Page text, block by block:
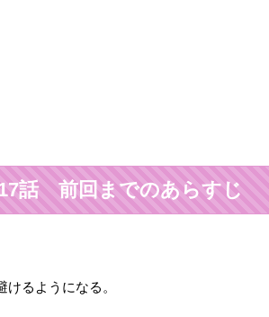
話 前回までのあらすじ
るようになる。